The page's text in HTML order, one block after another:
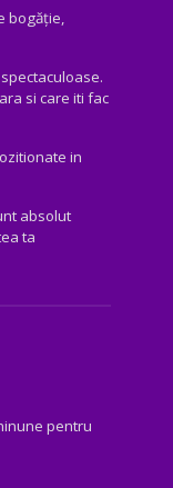
bogăţie,
si care iti fac
in
absolut
ta
pentru